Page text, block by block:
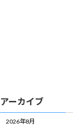
アーカイブ
2026年8月